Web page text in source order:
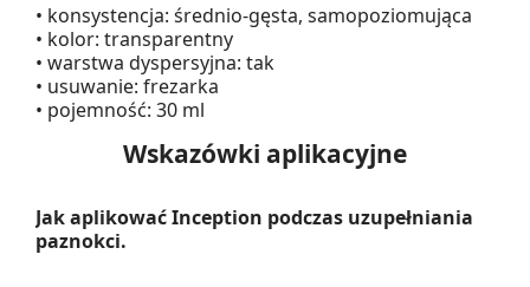
• konsystencja: średnio-gęsta, samopoziomująca
• kolor: transparentny
• warstwa dyspersyjna: tak
• usuwanie: frezarka
• pojemność: 30 ml
Wskazówki aplikacyjne
Jak aplikować Inception podczas uzupełniania
paznokci.